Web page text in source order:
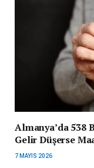
Almanya’da 538
Gelir Düşerse
7 MAYIS 2026